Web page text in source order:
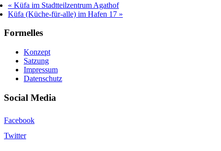
« Küfa im Stadtteilzentrum Agathof
Küfa (Küche-für-alle) im Hafen 17 »
Formelles
Konzept
Satzung
Impressum
Datenschutz
Social Media
Facebook
Twitter